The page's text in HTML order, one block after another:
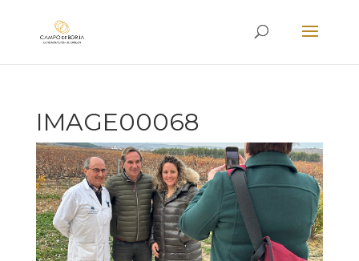
IMAGE00068